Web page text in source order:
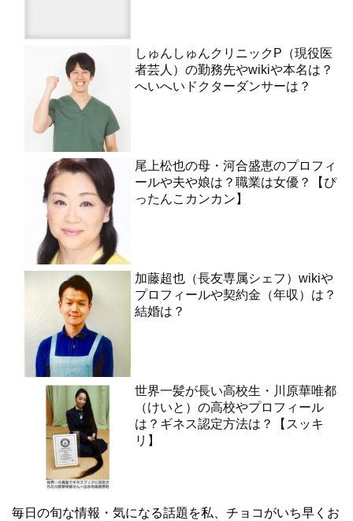
しゅんしゅんクリニックP（現役医
者芸人）の勤務先やwikiや本名は？
へいへいドクターダンサーは？
尾上松也の母・河合盛恵のプロフィ
ールや夫や娘は？職業は女優？【ぴ
ったんこカンカン】
加藤超也（長友専属シェフ）wikiや
プロフィールや契約金（年収）は？
結婚は？
世界一髪が長い高校生・川原華唯都
（けいと）の高校やプロフィール
は？ギネス認定方法は？【スッキ
リ】
毎日の旬な情報・気になる話題を私、チョコがいち早くお